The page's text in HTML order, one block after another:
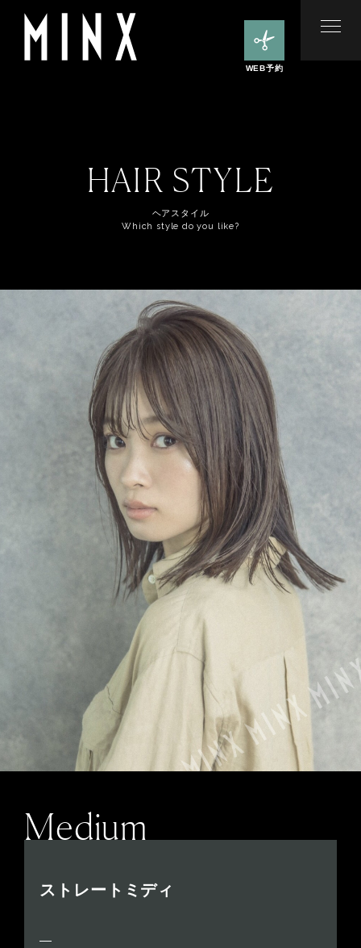
WEB予約
HAIR STYLE
ヘアスタイル
Which style do you like?
Medium
ストレートミディ